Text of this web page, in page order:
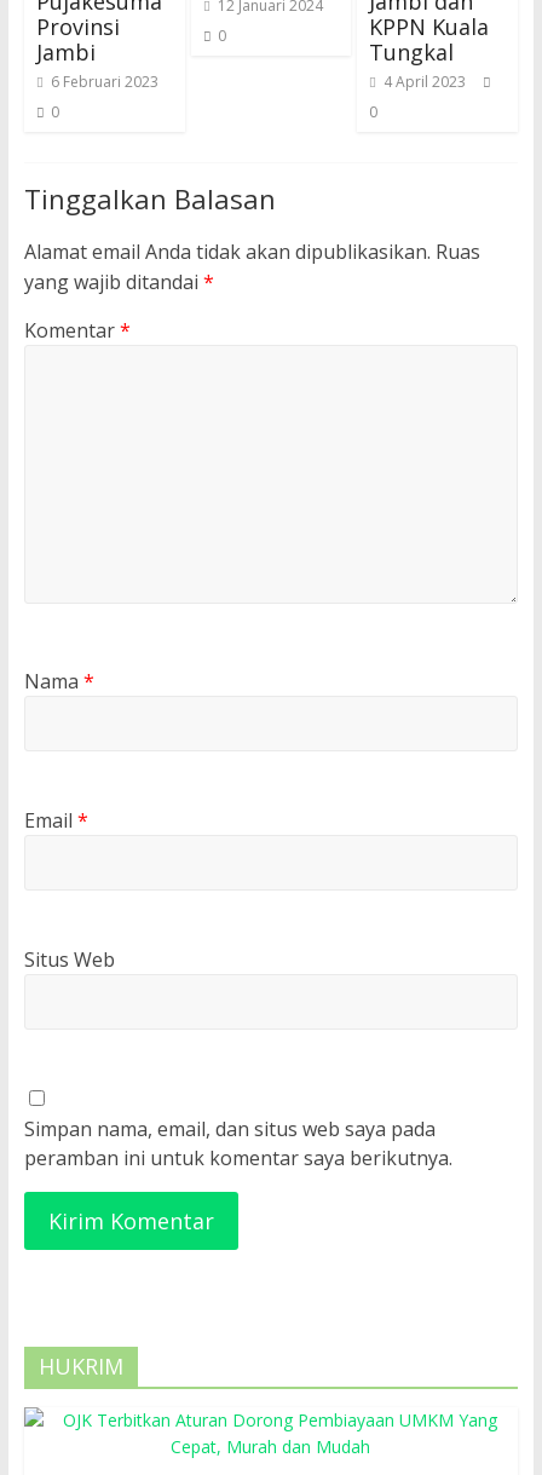
Provinsi
Jambi
6 Februari 2023
0
12 Januari 2024
0
KPPN Kuala
Tungkal
4 April 2023
0
Tinggalkan Balasan
Alamat email Anda tidak akan dipublikasikan. Ruas
yang wajib ditandai *
Komentar*
Nama *
Email *
Situs Web
Simpan nama, email, dan situs web saya pada
peramban ini untuk komentar saya berikutnya.
HUKRIM